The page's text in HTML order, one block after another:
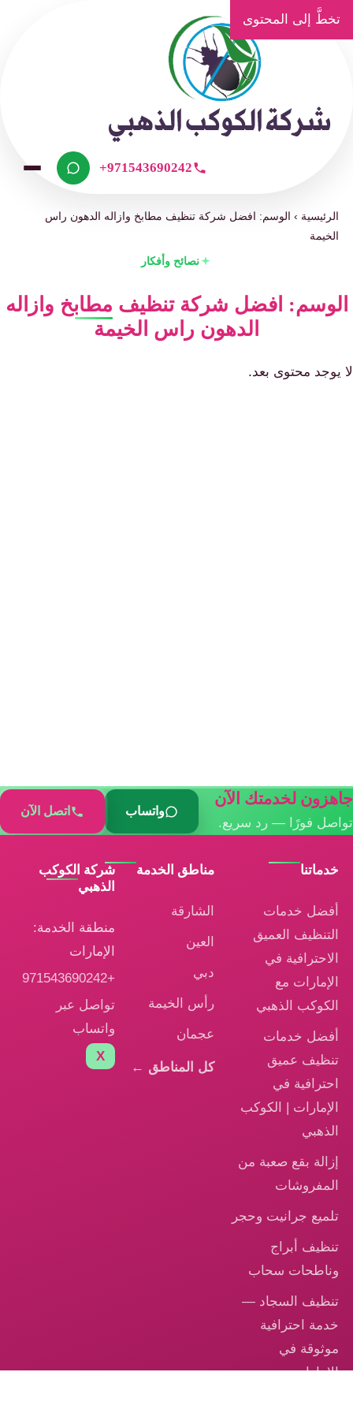
تخطَّ إلى المحتوى
+971543690242
الرئيسية ›الوسم: افضل شركة تنظيف مطابخ وازاله الدهون راس
الخيمة
نصائح وأفكار
الوسم: افضل شركة تنظيف مطابخ وازاله
الدهون راس الخيمة
لا يوجد محتوى بعد.
جاهزون لخدمتك الآن
تواصل فورًا — رد سريع.
واتساب اتصل الآن
خدماتنا
أفضل خدمات
التنظيف العميق
الاحترافية في
الإمارات مع
الكوكب الذهبي
أفضل خدمات
تنظيف عميق
احترافية في
الإمارات | الكوكب
الذهبي
إزالة بقع صعبة من
المفروشات
تلميع جرانيت وحجر
تنظيف أبراج
وناطحات سحاب
تنظيف السجاد —
خدمة احترافية
موثوقة في
الإمارات
مناطق الخدمة
الشارقة
العين
دبي
رأس الخيمة
عجمان
كل المناطق ←
شركة الكوكب
الذهبي
منطقة الخدمة:
الإمارات
+971543690242
تواصل عبر
واتساب
X